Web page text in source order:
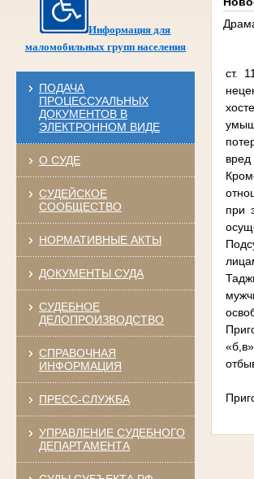
Информация для
маломобильных групп населения
ПОДАЧА
ПРОЦЕССУАЛЬНЫХ
ДОКУМЕНТОВ В
ЭЛЕКТРОННОМ ВИДЕ
О СУДЕ
СУДЕЙСКОЕ
СООБЩЕСТВО
НОРМАТИВНЫЕ АКТЫ
ДОКУМЕНТЫ СУДА
СУДЕБНОЕ
ДЕЛОПРОИЗВОДСТВО
СПРАВОЧНАЯ
ИНФОРМАЦИЯ
ПРЕСС-СЛУЖБА
УПРАВЛЕНИЕ СУДЕБНОГО
ДЕПАРТАМЕНТА
ст.
вред
при